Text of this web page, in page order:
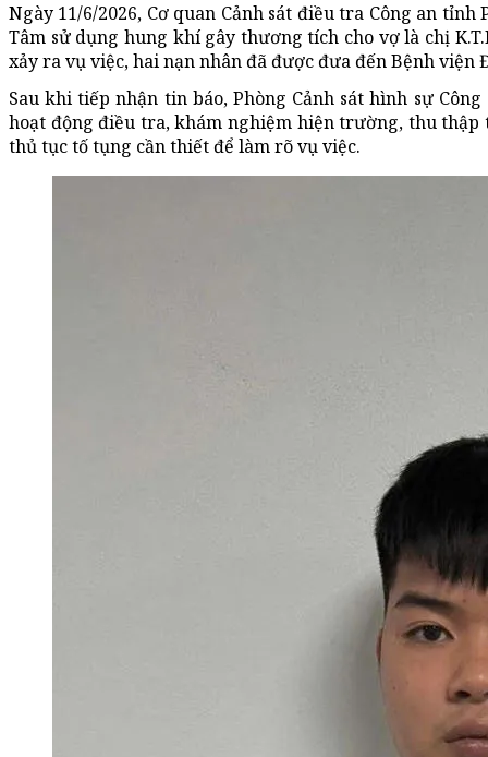
Ngày 11/6/2026, Cơ quan Cảnh sát điều tra Công an
Tâm sử dụng hung khí gây thương tích cho vợ là chị
xảy ra vụ việc, hai nạn nhân đã được đưa đến Bệnh
Sau khi tiếp nhận tin báo, Phòng Cảnh sát hình sự
hoạt động điều tra, khám nghiệm hiện trường, thu
thủ tục tố tụng cần thiết để làm rõ vụ việc.